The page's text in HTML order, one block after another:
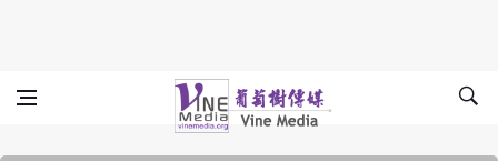
Vine Media
葡萄樹傳媒